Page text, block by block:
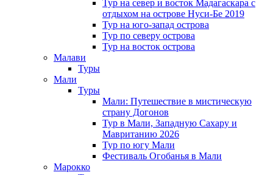
Тур на север и восток Мадагаскара с
отдыхом на острове Нуси-Бе 2019
Тур на юго-запад острова
Тур по северу острова
Тур на восток острова
Малави
Туры
Мали
Туры
Мали: Путешествие в мистическую
страну Догонов
Тур в Мали, Западную Сахару и
Мавританию 2026
Тур по югу Мали
Фестиваль Огобанья в Мали
Марокко